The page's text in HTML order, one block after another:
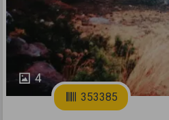
4
353385